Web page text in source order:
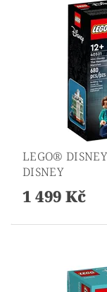
LEGO®
DISNEY
1 499 Kč